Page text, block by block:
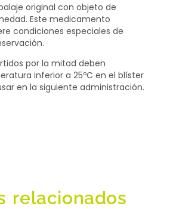
original con objeto de
Este medicamento
condiciones especiales de
por la mitad deben
inferior a 25ºC en el blíster
en la siguiente administración.
relacionados